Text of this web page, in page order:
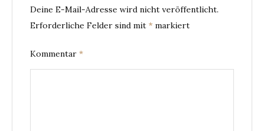
Deine E-Mail-Adresse wird nicht veröffentlicht.
Erforderliche Felder sind mit * markiert
Kommentar *